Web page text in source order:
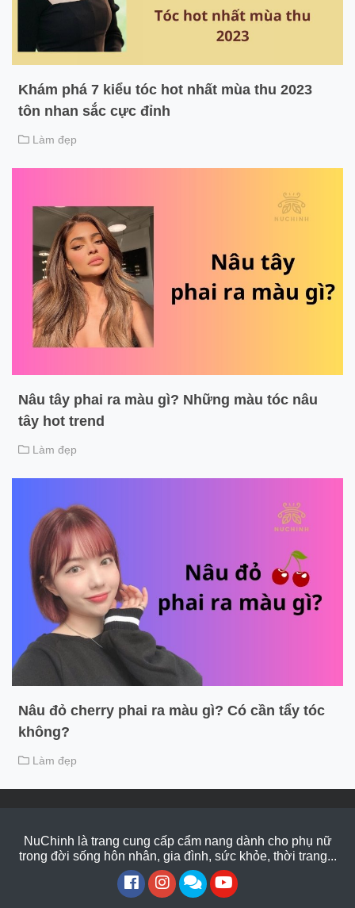
Khám phá 7 kiểu tóc hot nhất mùa thu 2023
tôn nhan sắc cực đỉnh
Làm đẹp
Nâu tây phai ra màu gì? Những màu tóc nâu
tây hot trend
Làm đẹp
Nâu đỏ cherry phai ra màu gì? Có cần tẩy tóc
không?
Làm đẹp
NuChinh là trang cung cấp cẩm nang dành cho phụ nữ
trong đời sống hôn nhân, gia đình, sức khỏe, thời trang...